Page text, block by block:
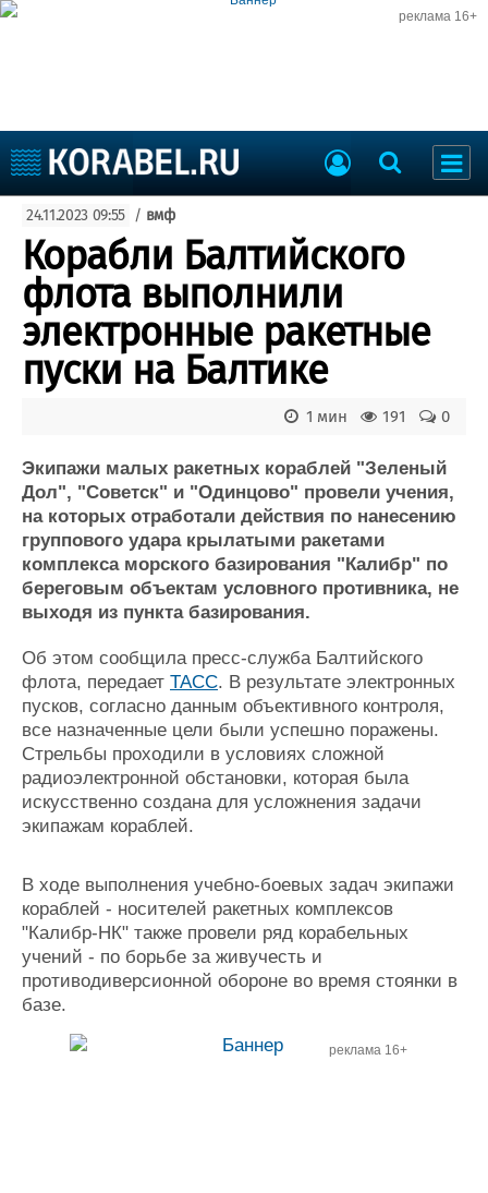
реклама 16+
Судоходство
Судоремонт
События
Пресс-релизы
Порты
Рыболовство
ВМФ
Образование
Яхты и катера
Еще
Пульс
Новости
Компании
Репутация
Работа
Крюинг
Журнал
Доска объявлений
Продажа флота
Оборудование
Изделия
Материалы
Услуги
Конференции
Выставки и семинары
Личности
Словарь
Флот
Галерея флота
Форум
Отзывы
24.11.2023 09:55 / вмф
Корабли Балтийского
флота выполнили
электронные ракетные
пуски на Балтике
0
191
1 мин
Экипажи малых ракетных кораблей "Зеленый
Дол", "Советск" и "Одинцово" провели учения,
на которых отработали действия по нанесению
группового удара крылатыми ракетами
комплекса морского базирования "Калибр" по
береговым объектам условного противника, не
выходя из пункта базирования.
Об этом сообщила пресс-служба Балтийского
флота, передает ТАСС. В результате электронных
пусков, согласно данным объективного контроля,
все назначенные цели были успешно поражены.
Стрельбы проходили в условиях сложной
радиоэлектронной обстановки, которая была
искусственно создана для усложнения задачи
экипажам кораблей.
В ходе выполнения учебно-боевых задач экипажи
кораблей - носителей ракетных комплексов
"Калибр-НК" также провели ряд корабельных
учений - по борьбе за живучесть и
противодиверсионной обороне во время стоянки в
базе.
реклама 16+